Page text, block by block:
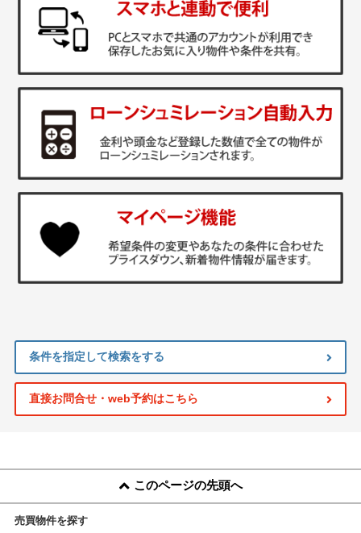
条件を指定して検索をする
直接お問合せ・web予約はこちら
このページの先頭へ
売買物件を探す